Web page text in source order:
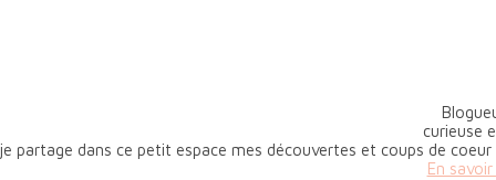
curieuse
je partage dans ce petit espace mes découvertes et coups de
En savoir